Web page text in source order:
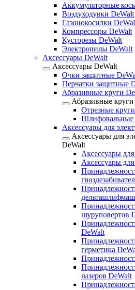
Аккумуляторные
Воздуходувки DeWalt
Газонокосилки
Компрессоры DeWalt
Кусторезы DeWalt
Электропилы DeWalt
Аксессуары DeWalt
Аксессуары DeWalt
Очки защитные
Перчатки защитные
Абразивные круги
Абразивные
Отрезные
Шлифовальные
Аксессуары для
Аксессуары для
DeWalt
Аксессуары
Аксессуары
шуруповертов
DeWalt
герметика
лазеров DeWalt